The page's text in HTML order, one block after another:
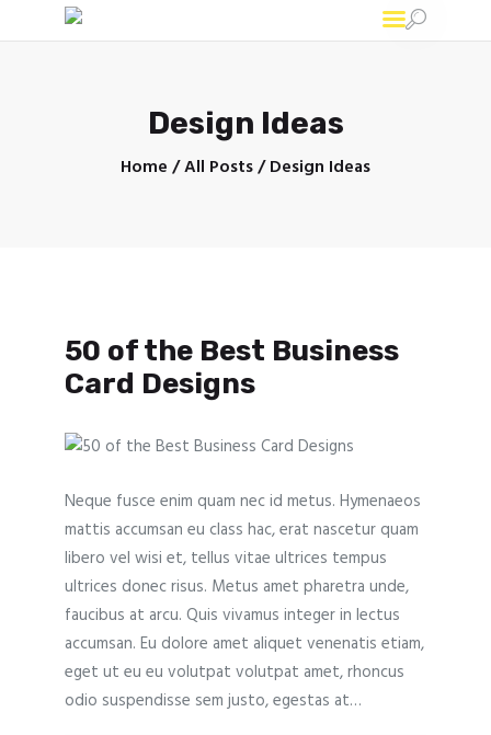
Design Ideas
Home All Posts Design Ideas
Широкоформатная печать в Минске
50 of the Best Business
Card Designs
Neque fusce enim quam nec id metus. Hymenaeos
mattis accumsan eu class hac, erat nascetur quam
libero vel wisi et, tellus vitae ultrices tempus
ultrices donec risus. Metus amet pharetra unde,
faucibus at arcu. Quis vivamus integer in lectus
accumsan. Eu dolore amet aliquet venenatis etiam,
eget ut eu eu volutpat volutpat amet, rhoncus
odio suspendisse sem justo, egestas at…